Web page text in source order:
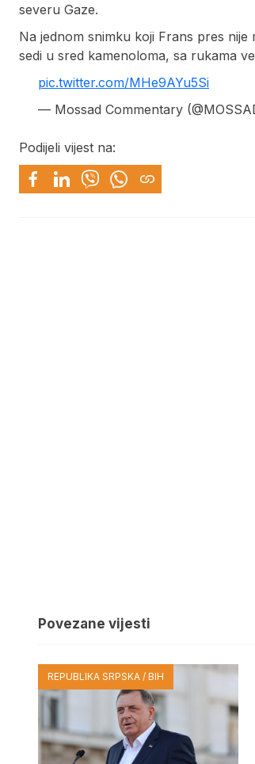
severu Gaze.
Na jednom snimku koji Frans pres
sedi u sred kamenoloma, sa rukama
pic.twitter.com/MHe9AYu5Si
— Mossad Commentary
Podijeli vijest na:
Povezane vijesti
REPUBLIKA SRPSKA / BIH